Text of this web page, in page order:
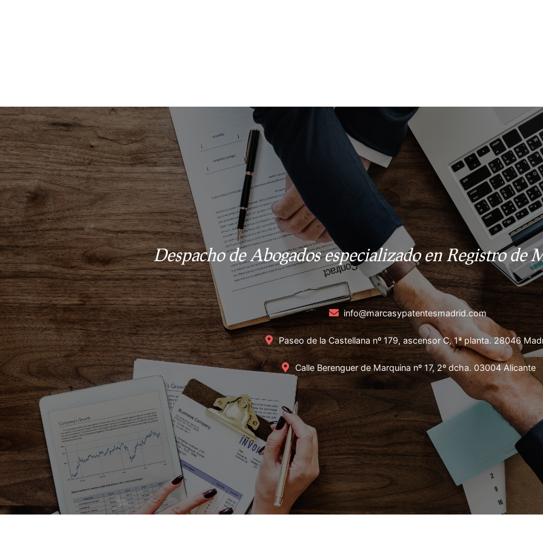
Despacho de Abogados especializado en Registro de
info@marcasypatentesmadrid.com
Paseo de la Castellana nº 179, ascensor C, 1ª planta. 28046
Calle Berenguer de Marquina nº 17, 2º dcha. 03004 Alicante